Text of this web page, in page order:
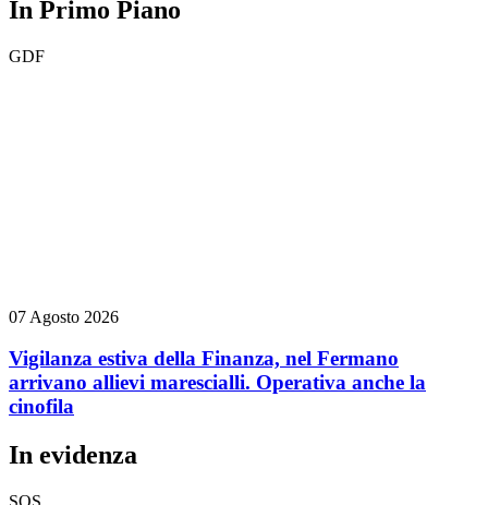
In Primo Piano
GDF
07 Agosto 2026
Vigilanza estiva della Finanza, nel Fermano
arrivano allievi marescialli. Operativa anche la
cinofila
In evidenza